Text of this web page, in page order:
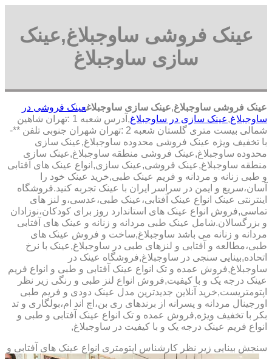
عینک فروشی ساوجبلاغ,عینک
سازی ساوجبلاغ
عینک فروشی ساوجبلاغ,عینک سازی ساوجبلاغعینک فروشی در
ساوجبلاغ,عینک سازی در ساوجبلاغ
,آدرس شعبه 1 :تهران شاهین
شمالی بیست متری گلستان شعبه 2 :تهران شهران جنوبی تلفن **-
با تخفیف ویژه عینک فروشی محدوده ساوجبلاغ,عینک سازی
محدوده ساوجبلاغ,عینک فروشی منطقه ساوجبلاغ,عینک سازی
منطقه ساوجبلاغ,عینک فروشی,عینک سازی,انواع عینک های آفتابی
و طبی زنانه و مردانه و فریم عینک طبی,خرید عینک خود را
آسان،سریع و ایمن در سراسر ایران با عینک تجربه کنید.فروشگاه
اینترنتی عینک انواع عینک آفتابی،عینک طبی،عدسی،و لنز های
تماسی,فروش انواع عینک های استاندارد روز برای کودکان،نوزادان
و بزرگسالان.شامل عینک طبی مردانه و زنانه و عینک های آفتابی
مردانه و زنانه می باشد ساوجبلاغ,ساخت و فروش عینک های
طبی،مطالعه و آفتابی و لنزهای طبی در ساوجبلاغ,عینک با نرخ
اتحاده,بینایی سنجی در ساوجبلاغ,فروشگاه عینک در
ساوجبلاغ,فروش عمده و تک انواع عینک آفتابی و طبی و انواع فریم
عینک درجه یک و با کیفیت,فروش انواع لنز طبی و رنگی زیر نظر
اپتومتریست,خرید آنلاین جدیدترین مدل عینک دودی و فریم طبی
اورجینال مردانه و پسرانه از برندهای ری بن،اچ اند ام،بولگاری و تد
بکر با تخفیف ویژه,فروش عمده و تک انواع عینک آفتابی و طبی و
انواع فریم عینک درجه یک و با کیفیت در ساوجبلاغ,
سنجش بینایی زیر نظر کارشناس اپتومتری انواع عینک های آفتابی و